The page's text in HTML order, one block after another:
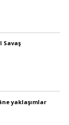
Savaş
yaklaşımlar